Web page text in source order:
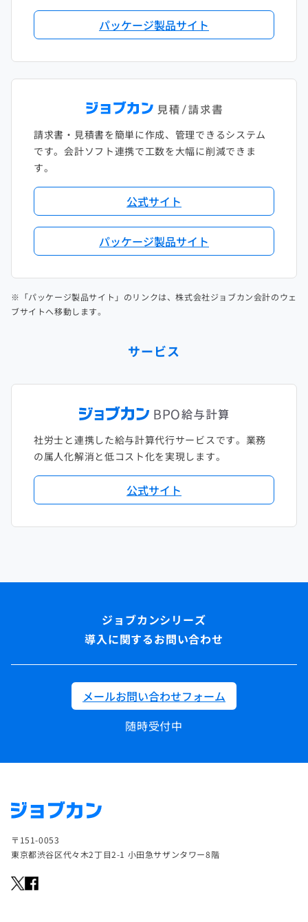
パッケージ製品サイト
請求書・見積書を簡単に作成、管理できるシステム
です。会計ソフト連携で工数を大幅に削減できま
す。
公式サイト
パッケージ製品サイト
※「パッケージ製品サイト」のリンクは、株式会社ジョブカン会計のウェ
ブサイトへ移動します。
サービス
社労士と連携した給与計算代行サービスです。業務
の属人化解消と低コスト化を実現します。
公式サイト
導入に関するお問い合わせ
メールお問い合わせフォーム
随時受付中
〒151-0053
東京都渋谷区代々木2丁目2-1 小田急サザンタワー8階